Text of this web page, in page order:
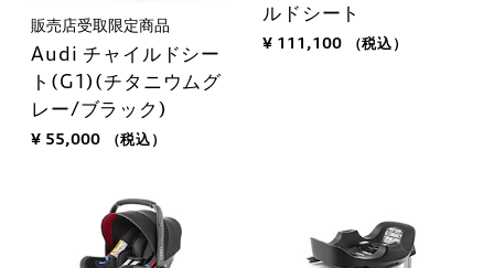
販売店受取限定商品
Audi チャイルドシー
ト(G1)(チタニウムグ
レー/ブラック)
¥ 55,000 （税込）
ルドシート
¥ 111,100 （税込）